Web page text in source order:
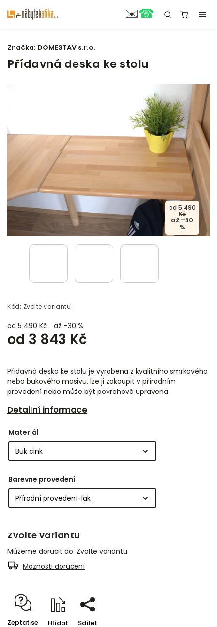
Přídavná deska ke stolu
od 5 490
Kč
až –30
%
Kód: Zvolte variantu
od 5 490 Kč až –30 %
od 3 843 Kč
Přídavná deska ke stolu je vyrobena z kvalitního smrkového
nebo bukového masivu, lze ji zakoupit v přírodním
provedení nebo může být povrchově upravena.
Detailní informace
Značka: DOMESTAV s.r.o.
Materiál
Barevne provedení
Zvolte variantu
Můžeme doručit do: Zvolte variantu
Možnosti doručení
Zeptat se Hlídat Sdílet
✉️☎